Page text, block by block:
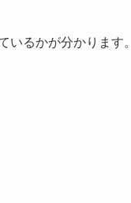
るかが分かります。